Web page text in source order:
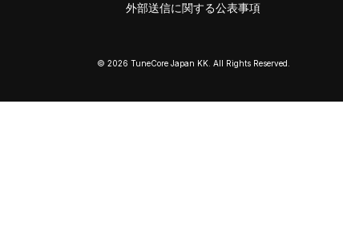
外部送信に関する公表事項
© 2026 TuneCore Japan KK. All Rights Reserved.